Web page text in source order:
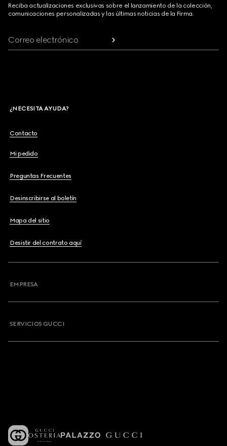
Reciba actualizaciones exclusivas sobre el lanzamiento de la colección,
comunicaciones personalizadas y las últimas noticias de la Firma.
Correo electrónico
¿NECESITA AYUDA?
Contacto
Mi pedido
Preguntas Frecuentes
Desinscribirse al boletín
Mapa del sitio
Desistir del contrato aquí
EMPRESA
SERVICIOS GUCCI